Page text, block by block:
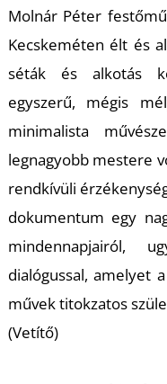
Molnár Péter
Kecskeméten élt és
séták és alkotás
egyszerű, mégis
minimalista
legnagyobb mestere
rendkívüli
dokumentum egy
mindennapjairól,
dialógussal, amelyet
művek titokzatos
(Vetítő)